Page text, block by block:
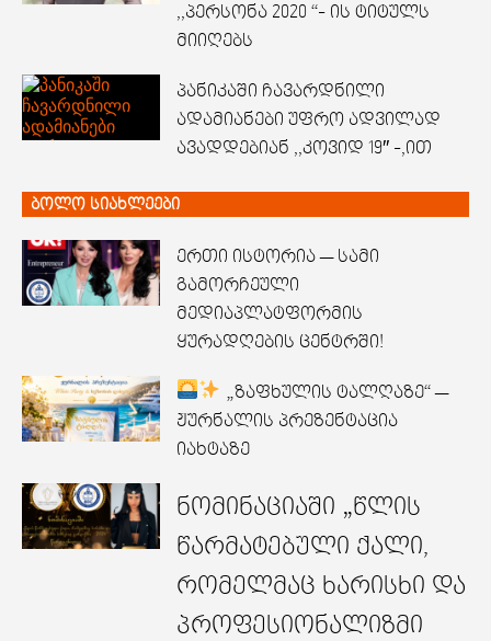
,,პერსონა 2020 “- ის ტიტულს
მიიღებს
პანიკაში ჩავარდნილი
ადამიანები უფრო ადვილად
ავადდებიან ,,კოვიდ 19″ -,ით
ბოლო სიახლეები
ერთი ისტორია — სამი
გამორჩეული
მედიაპლატფორმის
ყურადღების ცენტრში!
„ზაფხულის ტალღაზე“ —
ჟურნალის პრეზენტაცია
იახტაზე
ნომინაციაში „წლის
წარმატებული ქალი,
რომელმაც ხარისხი და
პროფესიონალიზმი